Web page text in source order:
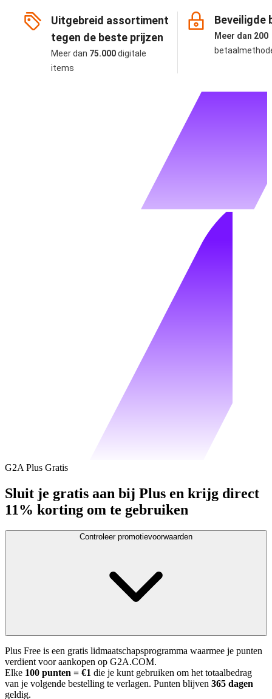
Uitgebreid assortiment
tegen de beste prijzen
Meer dan 75.000digitale
items
Beveiligde
Meer dan 200
G2A Plus Gratis
Sluit je gratis aan bij Plus en krijg direct
11% korting om te gebruiken
Controleer promotievoorwaarden
Plus Free is een gratis lidmaatschapsprogramma waarmee je punten
verdient voor aankopen op G2A.COM.
Elke 100 punten = €1 die je kunt gebruiken om het totaalbedrag
van je volgende bestelling te verlagen. Punten blijven 365 dagen
geldig.